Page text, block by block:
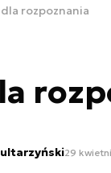
rozpoznania
29